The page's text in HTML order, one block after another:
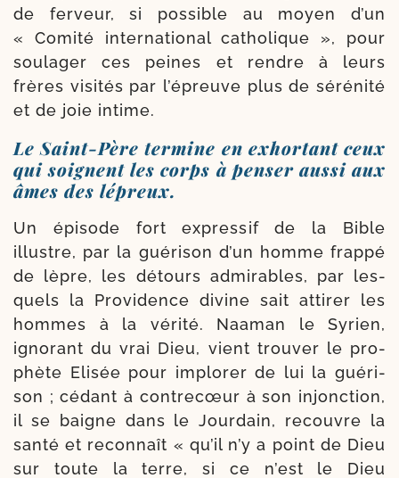
de fer­veur, si pos­sible au moyen d’un
« Comité inter­na­tio­nal catho­lique », pour
sou­la­ger ces peines et rendre à leurs
frères visi­tés par l’é­preuve plus de séré­ni­té
et de joie intime.
Le Saint-​Père termine en exhortant ceux
qui soignent les corps à penser aussi aux
âmes des lépreux.
Un épi­sode fort expres­sif de la Bible
illustre, par la gué­ri­son d’un homme frap­pé
de lèpre, les détours admi­rables, par les­
quels la Providence divine sait atti­rer les
hommes à la véri­té. Naaman le Syrien,
igno­rant du vrai Dieu, vient trou­ver le pro­
phète Elisée pour implo­rer de lui la gué­ri­
son ; cédant à contre­cœur à son injonc­tion,
il se baigne dans le Jourdain, recouvre la
san­té et recon­naît « qu’il n’y a point de Dieu
sur toute la terre, si ce n’est le Dieu